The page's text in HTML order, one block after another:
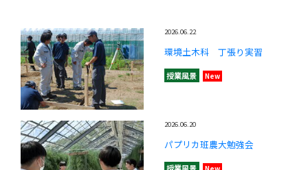
2026.06.22
環境土木科 丁張り実習
授業風景 New
2026.06.20
パプリカ班農大勉強会